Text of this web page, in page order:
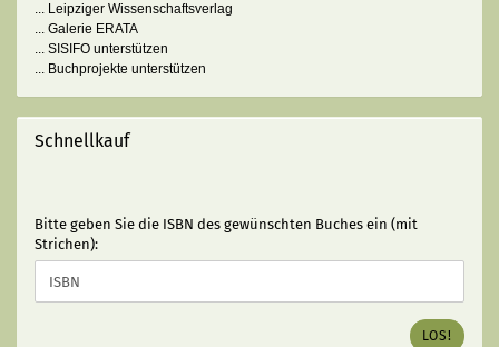
... Leipziger Wissenschaftsverlag
... Galerie ERATA
... SISIFO unterstützen
... Buchprojekte unterstützen
Schnellkauf
BITTE
GEBEN
SIE
DIE
ISBN
Bitte geben Sie die ISBN des gewünschten Buches ein (mit
Strichen):
LOS!